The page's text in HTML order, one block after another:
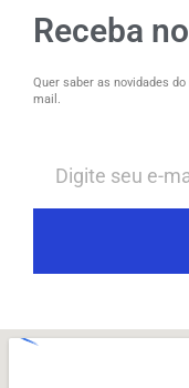
Receba
Quer saber as novidades
mail.